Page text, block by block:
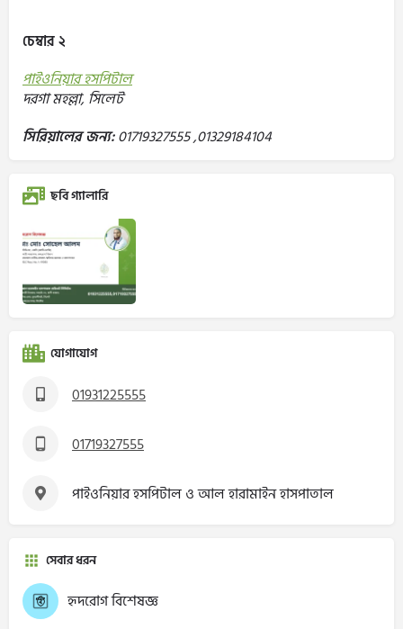
চেম্বার ২
পাইওনিয়ার হসপিটাল
দরগা মহল্লা, সিলেট
সিরিয়ালের জন্য:01719327555 ,01329184104
ছবি গ্যালারি
যোগাযোগ
01931225555
01719327555
পাইওনিয়ার হসপিটাল ও আল হারামাইন হাসপাতাল
সেবার ধরন
হৃদরোগ বিশেষজ্ঞ